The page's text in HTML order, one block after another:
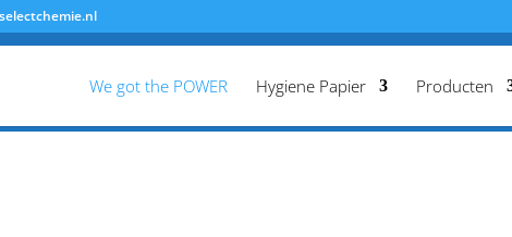
We got the POWER Hygiene Papier Producten